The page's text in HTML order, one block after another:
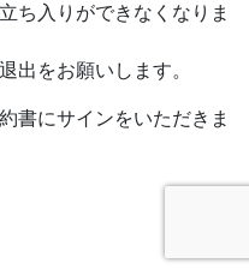
ち入りができなくなりま
出をお願いします。
書にサインをいただきま